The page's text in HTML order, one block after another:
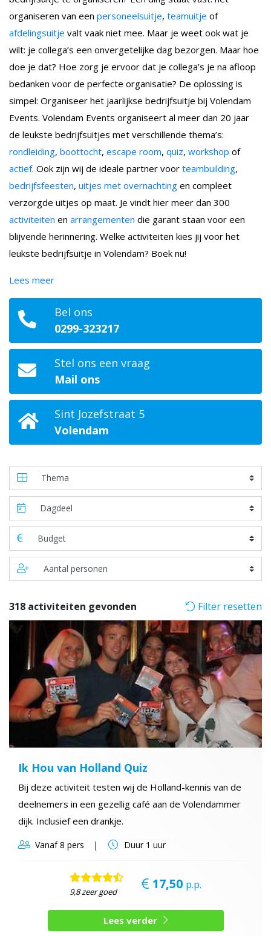
Bel ons
0299-323217
Stel ons een vraag
Mail ons
Sint Jozefstraat 5
Volendam
organiseren van een personeelsuitje, teamuitje of
afdelingsuitje valt vaak niet mee. Maar je weet ook wat je
wilt: je collega’s een onvergetelijke dag bezorgen. Maar hoe
doe je dat? Hoe zorg je ervoor dat je collega’s je na afloop
bedanken voor de perfecte organisatie? De oplossing is
simpel: Organiseer het jaarlijkse bedrijfsuitje bij Volendam
Events. Volendam Events organiseert al meer dan 20 jaar
de leukste bedrijfsuitjes met verschillende thema’s:
rondleiding, boottocht, escape room, quiz, workshop of
actief. Ook zijn wij de ideale partner voor teambuilding,
bedrijfsfeesten, uitjes met overnachting en compleet
verzorgde uitjes op maat. Je vindt hier meer dan 300
activiteiten en arrangementen die garant staan voor een
blijvende herinnering. Welke activiteiten kies jij voor het
leukste bedrijfsuitje in Volendam? Boek nu!
Lees meer
318 activiteiten gevonden Filter resetten
Ik Hou van Holland Quiz
Bij deze activiteit testen wij de Holland-kennis van de
deelnemers in een gezellig café aan de Volendammer
dijk. Inclusief een drankje.
Vanaf8 pers Duur1 uur
9,8 zeer goed 17,50 p.p.
Lees verder